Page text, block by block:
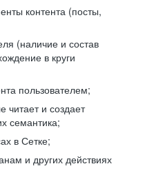
контента (посты,
(наличие и состав
в круги
пользователем;
читает и создает
семантика;
в Сетке;
и других действиях